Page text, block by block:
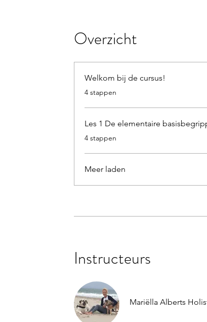
Overzicht
Welkom bij de cursus!
.
4 stappen
Les 1 De elementaire
.
4 stappen
Meer laden
Instructeurs
Mariëlla Alberts